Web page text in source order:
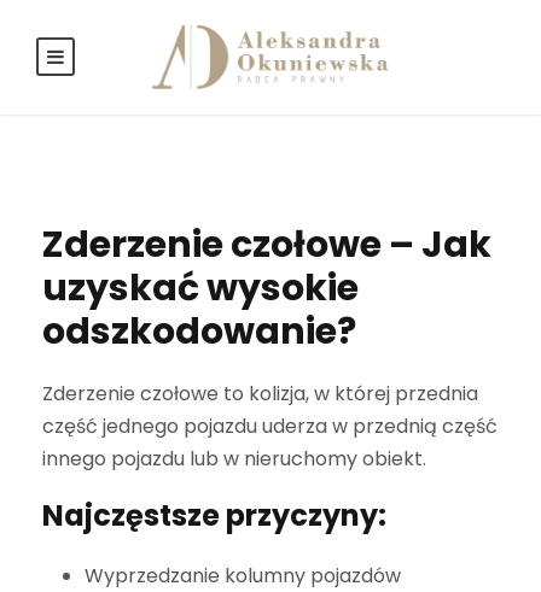
Zderzenie czołowe – Jak
uzyskać wysokie
odszkodowanie?
Zderzenie czołowe to kolizja, w której przednia
część jednego pojazdu uderza w przednią część
innego pojazdu lub w nieruchomy obiekt.
Najczęstsze przyczyny:
Wyprzedzanie kolumny pojazdów